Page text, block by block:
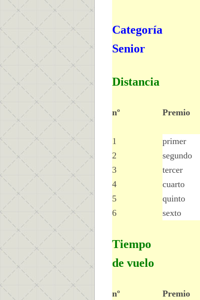
Categoría
Senior
Distancia
nº Premio
1
primer
2
segundo
3
tercer
4
cuarto
5
quinto
6
sexto
Tiempo
de vuelo
nº Premio